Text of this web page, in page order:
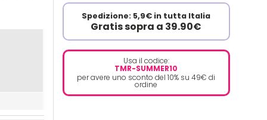
Spedizione: 5,9€ in tutta Italia
Gratis sopra a 39.90€
Usa il codice:
TMR-SUMMER10
per avere uno sconto del 10% su 49€ di
ordine